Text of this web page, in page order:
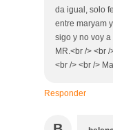
da igual, solo
entre maryam
sigo y no voy
MR.<br /> <br
<br /> <br />
Responder